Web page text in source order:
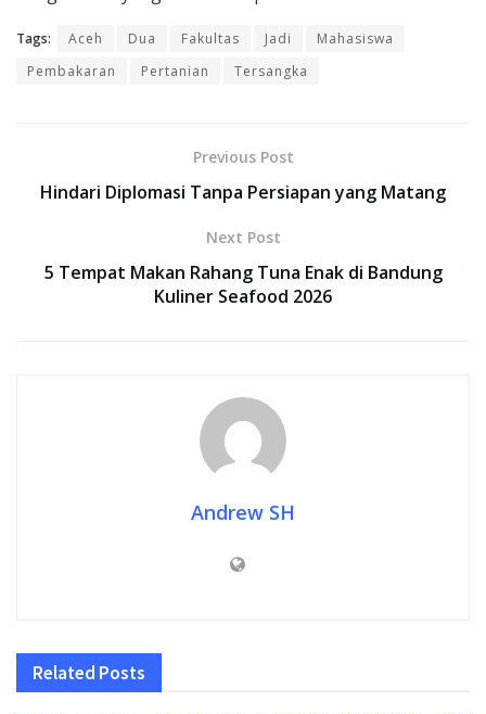
Tags: Aceh Dua Fakultas Jadi
Mahasiswa
Pembakaran
Pertanian Tersangka
Previous Post
Hindari Diplomasi Tanpa Persiapan yang Matang
Next Post
5 Tempat Makan Rahang Tuna Enak di Bandung
Kuliner Seafood 2026
Andrew SH
Related Posts